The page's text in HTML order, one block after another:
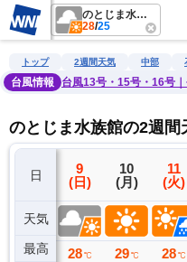
のとじま水族館
28/25
雨雲レーダー 台風情報
トップ 2週間天気 中部
台風情報
台風13号・15号・16号
のとじま水族館の2週間
日
天気
最高
8
(土)
33 ℃
9
(日)
28 ℃
10
(月)
29 ℃
11
(火)
28 ℃